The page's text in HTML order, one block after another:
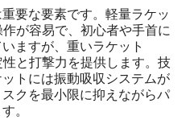
要な要素です。軽量ラケッ
が容易で、初心者や手首に
ますが、重いラケット
と打撃力を提供します。技
トには振動吸収システムが
クを最小限に抑えながらパ
。